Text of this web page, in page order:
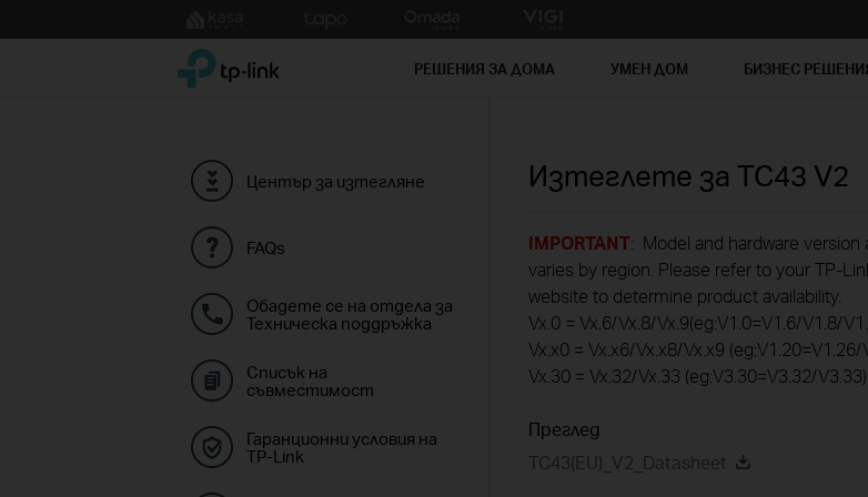
to
TP-Link, Reliably Smart РЕШЕНИЯ ЗА ДОМА УМЕН ДОМ БИЗНЕС
Център за изтегляне
FAQs
Обадете се на отдела за
Техническа поддръжка
Списък на
съвместимост
Гаранционни условия на
TP-Link
Изтеглете за TC43 V2
IMPORTANT: Model and hardware version
varies by region. Please refer to your TP-
website to determine product availability.
Vx.0 = Vx.6/Vx.8/Vx.9(eg:V1.0=V1.6/V1.8/
Vx.x0 = Vx.x6/Vx.x8/Vx.x9
Vx.30 = Vx.32/Vx.33 (eg:V3.30=V3.32/V3.33)
Преглед
TC43(EU)_V2_Datasheet